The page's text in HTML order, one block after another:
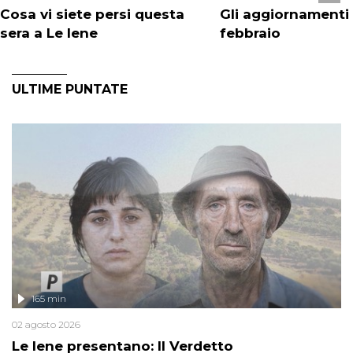
Cosa vi siete persi questa
sera a Le Iene
Gli aggiornamenti
febbraio
ULTIME PUNTATE
Le Iene presentano: Il Verdetto
165 min
02 agosto 2026